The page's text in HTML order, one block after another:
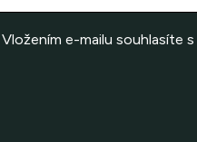
Vložením e-mailu souhlasíte s